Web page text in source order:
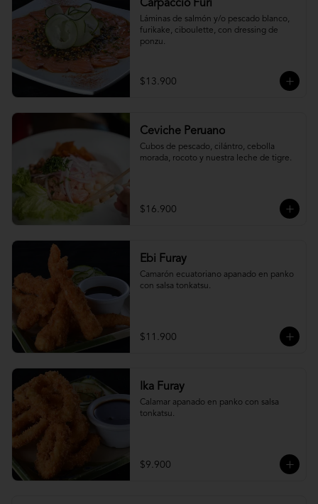
Carpaccio Furi
Láminas de salmón y/o pescado blanco,
furikake, ciboulette, con dressing de
ponzu.
$13.900
Ceviche Peruano
Cubos de pescado, cilántro, cebolla
morada, rocoto y nuestra leche de tigre.
$16.900
Ebi Furay
Camarón ecuatoriano apanado en panko
con salsa tonkatsu.
$11.900
Ika Furay
Calamar apanado en panko con salsa
tonkatsu.
$9.900